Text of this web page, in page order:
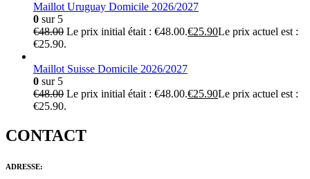
Maillot Uruguay Domicile 2026/2027
0 sur 5
€48.00 Le prix initial était : €48.00.€25.90Le prix actuel est :
€25.90.
Maillot Suisse Domicile 2026/2027
0 sur 5
€48.00 Le prix initial était : €48.00.€25.90Le prix actuel est :
€25.90.
CONTACT
ADRESSE: